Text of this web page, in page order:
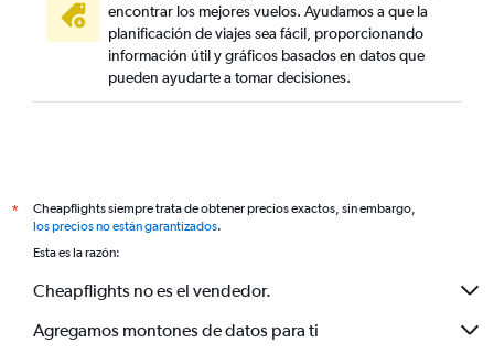
encontrar los mejores vuelos. Ayudamos a que la
planificación de viajes sea fácil, proporcionando
información útil y gráficos basados en datos que
pueden ayudarte a tomar decisiones.
*
Cheapflights siempre trata de obtener precios exactos, sin embargo,
los precios no están garantizados.
Esta es la razón:
Cheapflights no es el vendedor.
Agregamos montones de datos para ti